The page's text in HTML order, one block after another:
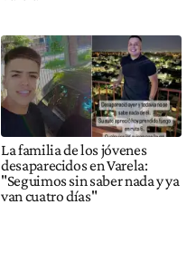
La familia de los jóvenes
desaparecidos en Varela:
"Seguimos sin saber nada y ya
van cuatro días"